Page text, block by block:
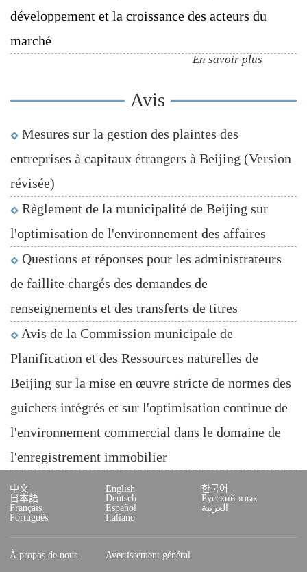
développement et la croissance des acteurs du
marché
En savoir plus
Avis
Mesures sur la gestion des plaintes des
entreprises à capitaux étrangers à Beijing (Version
révisée)
Règlement de la municipalité de Beijing sur
l'optimisation de l'environnement des affaires
Questions et réponses pour les administrateurs
de faillite chargés des demandes de
renseignements et des transferts de titres
Avis de la Commission municipale de
Planification et des Ressources naturelles de
Beijing sur la mise en œuvre stricte de normes des
guichets intégrés et sur l'optimisation continue de
l'environnement commercial dans le domaine de
l'enregistrement immobilier
中文 English
한국어
日本語
Deutsch
Русский язык
Français
Español
العربية
Português
Italiano
À propos de nous Avertissement général